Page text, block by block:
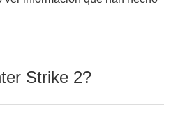
Strike 2?